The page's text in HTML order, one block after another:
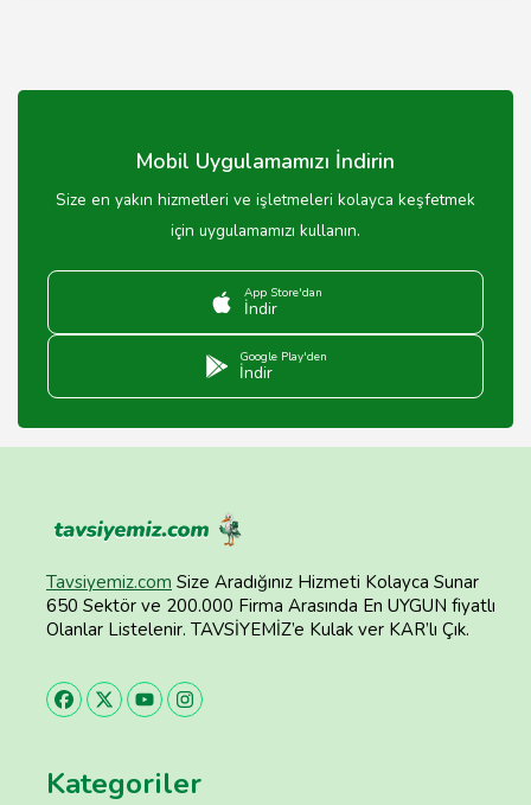
Mobil Uygulamamızı İndirin
Size en yakın hizmetleri ve işletmeleri kolayca keşfetmek
için uygulamamızı kullanın.
App Store'dan
İndir
Google Play'den
İndir
Tavsiyemiz.com Size Aradığınız Hizmeti Kolayca Sunar
650 Sektör ve 200.000 Firma Arasında En UYGUN fiyatlı
Olanlar Listelenir. TAVSİYEMİZ’e Kulak ver KAR’lı Çık.
Kategoriler